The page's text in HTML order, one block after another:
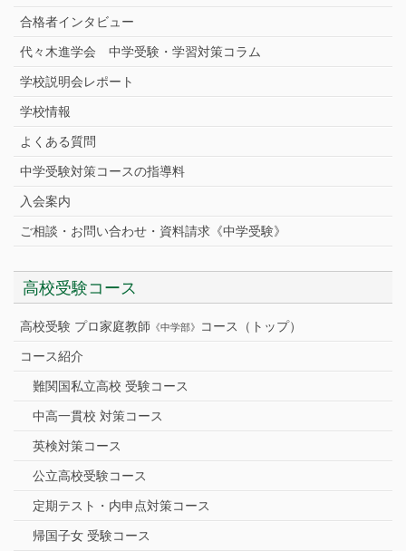
合格者インタビュー
代々木進学会 中学受験・学習対策コラム
学校説明会レポート
学校情報
よくある質問
中学受験対策コースの指導料
入会案内
ご相談・お問い合わせ・資料請求《中学受験》
高校受験コース
高校受験 プロ家庭教師 《中学部》 コース（トップ）
コース紹介
難関国私立高校 受験コース
中高一貫校 対策コース
英検対策コース
公立高校受験コース
定期テスト・内申点対策コース
帰国子女 受験コース